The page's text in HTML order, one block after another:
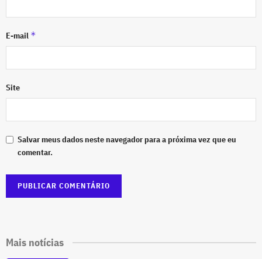
E-mail *
Site
Salvar meus dados neste navegador para a próxima vez que eu
comentar.
Mais notícias